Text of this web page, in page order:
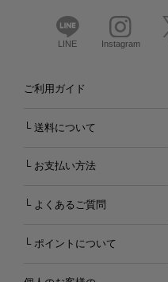
LINE Instagram
ご利用ガイド
└ 送料について
└ お支払い方法
└ よくあるご質問
└ ポイントについて